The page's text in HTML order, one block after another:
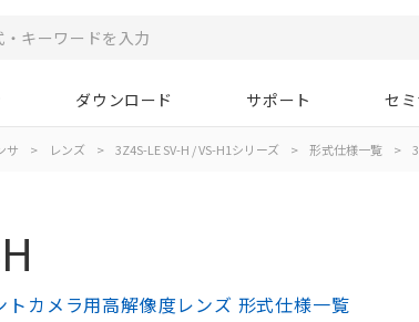
ダウンロード サポート セ
サ > レンズ > 3Z4S-LE SV-H / VS-H1シリーズ > 形式仕様一覧 >
カメラ用高解像度レンズ 形式仕様一覧